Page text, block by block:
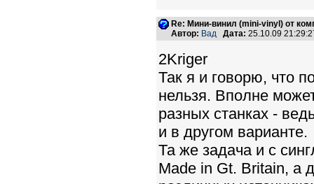
Re: Мини-винил (mini-vinyl) от
Автор: Вад Дата: 25.10.09
2Kriger
Так я и говорю, что
нельзя. Вполне
разных станках -
и в другом варианте.
Та же задача и с
Made in Gt. Britain, а